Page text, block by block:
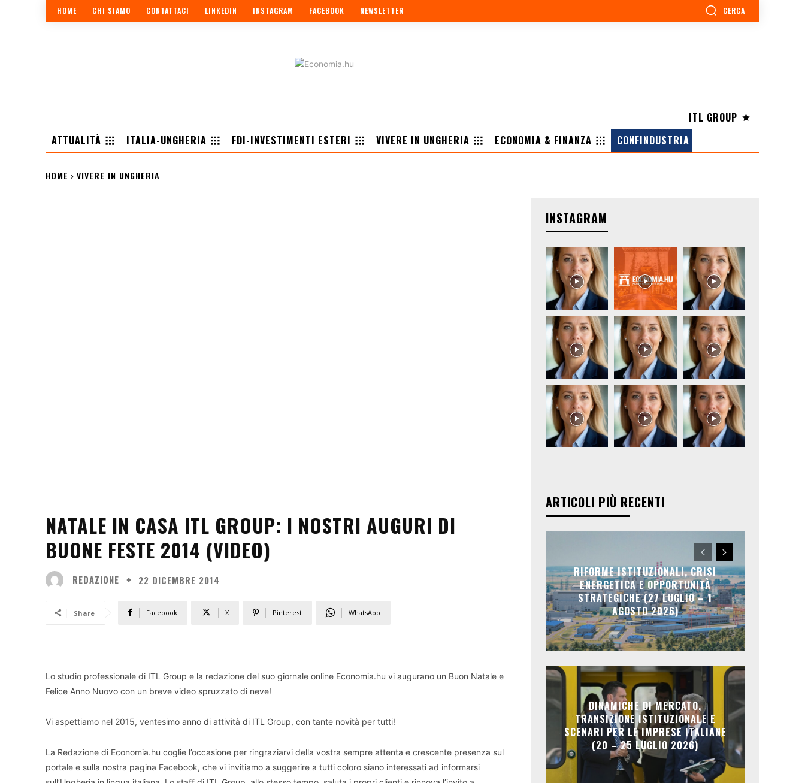
HOME CHI SIAMO CONTATTACI LINKEDIN INSTAGRAM FACEBOOK NEWSLETTER CERCA
ITL GROUP
ATTUALITÀ
ITALIA-UNGHERIA FDI-INVESTIMENTI ESTERI VIVERE IN UNGHERIA ECONOMIA & FINANZA CONFINDUSTRIA
HOME VIVERE IN UNGHERIA
NATALE IN CASA ITL GROUP: I NOSTRI AUGURI DI
BUONE FESTE 2014 (VIDEO)
REDAZIONE 22 DICEMBRE 2014
Share Facebook X Pinterest WhatsApp
Lo studio professionale di ITL Group e la redazione del suo giornale online Economia.hu vi augurano un Buon Natale e
Felice Anno Nuovo con un breve video spruzzato di neve!
Vi aspettiamo nel 2015, ventesimo anno di attività di ITL Group, con tante novità per tutti!
La Redazione di Economia.hu coglie l’occasione per ringraziarvi della vostra sempre attenta e crescente presenza sul
portale e sulla nostra pagina Facebook, che vi invitiamo a suggerire a tutti coloro siano interessati ad informarsi
INSTAGRAM
ARTICOLI PIÙ RECENTI
RIFORME ISTITUZIONALI, CRISI
ENERGETICA E OPPORTUNITÀ
STRATEGICHE (27 LUGLIO – 1
AGOSTO 2026)
DINAMICHE DI MERCATO,
TRANSIZIONE ISTITUZIONALE E
SCENARI PER LE IMPRESE ITALIANE
(20 – 25 LUGLIO 2026)